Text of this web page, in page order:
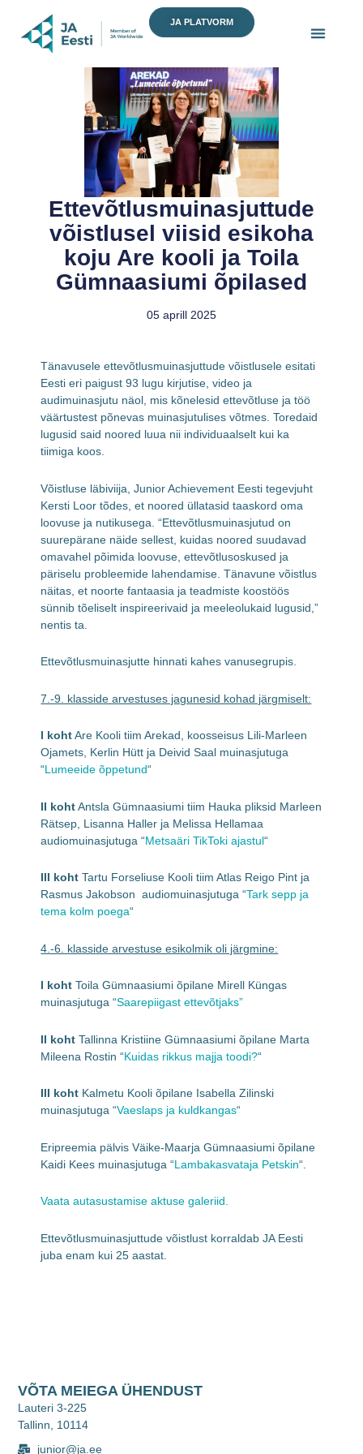
content
JA PLATVORM
Ettevõtlusmuinasjuttude
võistlusel viisid esikoha
koju Are kooli ja Toila
Gümnaasiumi õpilased
05 aprill 2025
Tänavusele ettevõtlusmuinasjuttude võistlusele esitati
Eesti eri paigust 93 lugu kirjutise, video ja
audimuinasjutu näol, mis kõnelesid ettevõtluse ja töö
väärtustest põnevas muinasjutulises võtmes. Toredaid
lugusid said noored luua nii individuaalselt kui ka
tiimiga koos.
Võistluse läbiviija, Junior Achievement Eesti tegevjuht
Kersti Loor tõdes, et noored üllatasid taaskord oma
loovuse ja nutikusega. “Ettevõtlusmuinasjutud on
suurepärane näide sellest, kuidas noored suudavad
omavahel põimida loovuse, ettevõtlusoskused ja
päriselu probleemide lahendamise. Tänavune võistlus
näitas, et noorte fantaasia ja teadmiste koostöös
sünnib tõeliselt inspireerivaid ja meeleolukaid lugusid,”
nentis ta.
Ettevõtlusmuinasjutte hinnati kahes vanusegrupis.
7.-9. klasside arvestuses jagunesid kohad järgmiselt:
I kohtAre Kooli tiim Arekad, koosseisus Lili-Marleen
Ojamets, Kerlin Hütt ja Deivid Saal muinasjutuga
“Lumeeide õppetund“
II kohtAntsla Gümnaasiumi tiim Hauka pliksid Marleen
Rätsep, Lisanna Haller ja Melissa Hellamaa
audiomuinasjutuga “Metsaäri TikToki ajastul“
III koht Tartu Forseliuse Kooli tiim Atlas Reigo Pint ja
Rasmus Jakobson audiomuinasjutuga “Tark sepp ja
tema kolm poega“
4.-6. klasside arvestuse esikolmik oli järgmine:
I koht Toila Gümnaasiumi õpilane Mirell Küngas
muinasjutuga “Saarepiigast ettevõtjaks”
II koht Tallinna Kristiine Gümnaasiumi õpilane Marta
Mileena Rostin “Kuidas rikkus majja toodi?“
III koht Kalmetu Kooli õpilane Isabella Zilinski
muinasjutuga “Vaeslaps ja kuldkangas“
Eripreemia pälvis Väike-Maarja Gümnaasiumi õpilane
Kaidi Kees muinasjutuga “Lambakasvataja Petskin“.
Vaata autasustamise aktuse galeriid.
Ettevõtlusmuinasjuttude võistlust korraldab JA Eesti
juba enam kui 25 aastat.
VÕTA MEIEGA ÜHENDUST
Lauteri 3-225
Tallinn, 10114
junior@ja.ee